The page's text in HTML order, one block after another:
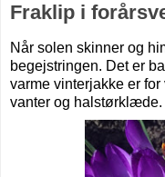
Fraklip i
Når solen skinner og
begejstringen. Det er
varme vinterjakke er
vanter og halstørklæde.